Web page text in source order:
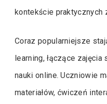
kontekście praktycznych
Coraz popularniejsze
learning, łączące
nauki online. Uczniowie
materiałów, ćwiczeń